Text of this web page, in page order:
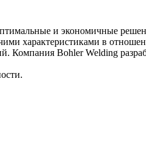
и экономичные
характеристиками в
Компания Bohler Welding